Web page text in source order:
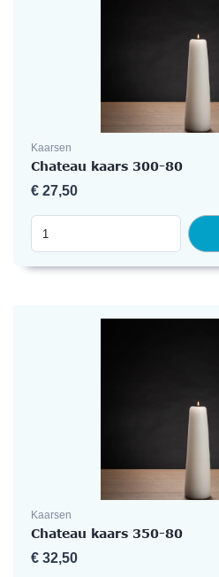
Kaarsen
Chateau kaars 300-80
€ 27,50
Kaarsen
Chateau kaars 350-80
€ 32,50